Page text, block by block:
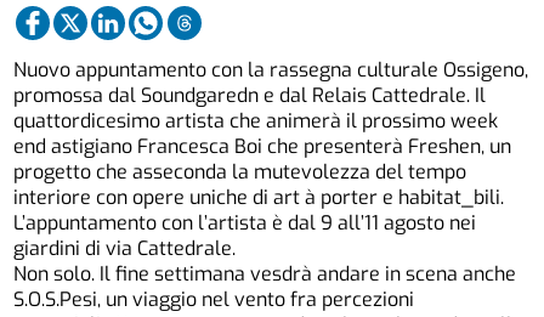
Nuovo appuntamento con la rassegna culturale Ossigeno,
promossa dal Soundgaredn e dal Relais Cattedrale. Il
quattordicesimo artista che animerà il prossimo week
end astigiano Francesca Boi che presenterà Freshen, un
progetto che asseconda la mutevolezza del tempo
interiore con opere uniche di art à porter e habitat_bili.
L’appuntamento con l’artista è dal 9 all’11 agosto nei
giardini di via Cattedrale.
Non solo. Il fine settimana vesdrà andare in scena anche
S.O.S.Pesi, un viaggio nel vento fra percezioni